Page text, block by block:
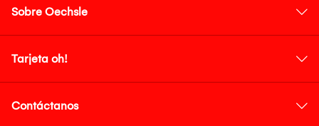
Sobre Oechsle
Tarjeta oh!
Contáctanos